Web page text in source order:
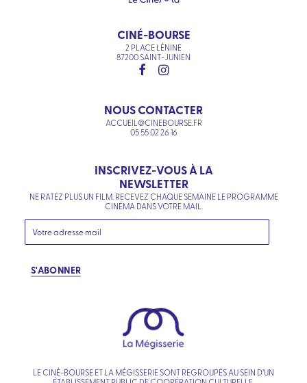
CINÉ-BOURSE
2 PLACE LÉNINE
87200 SAINT-JUNIEN
NOUS CONTACTER
ACCUEIL@CINEBOURSE.FR
05 55 02 26 16
INSCRIVEZ-VOUS À LA
NEWSLETTER
NE RATEZ PLUS UN FILM. RECEVEZ CHAQUE SEMAINE LE PROGRAMME
CINÉMA DANS VOTRE MAIL.
S'ABONNER
LE CINÉ-BOURSE ET LA MÉGISSERIE SONT REGROUPÉS AU SEIN D’UN